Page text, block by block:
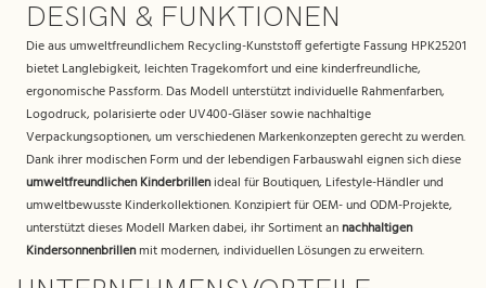
DESIGN & FUNKTIONEN
Die aus umweltfreundlichem Recycling-Kunststoff gefertigte Fassung HPK25201
bietet Langlebigkeit, leichten Tragekomfort und eine kinderfreundliche,
ergonomische Passform. Das Modell unterstützt individuelle Rahmenfarben,
Logodruck, polarisierte oder UV400-Gläser sowie nachhaltige
Verpackungsoptionen, um verschiedenen Markenkonzepten gerecht zu werden.
Dank ihrer modischen Form und der lebendigen Farbauswahl eignen sich diese
umweltfreundlichen Kinderbrillenideal für Boutiquen, Lifestyle-Händler und
umweltbewusste Kinderkollektionen. Konzipiert für OEM- und ODM-Projekte,
unterstützt dieses Modell Marken dabei, ihr Sortiment annachhaltigen
Kindersonnenbrillenmit modernen, individuellen Lösungen zu erweitern.